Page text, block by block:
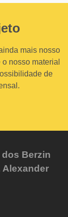
mais nosso
nosso material
de
Berzin
Alexander